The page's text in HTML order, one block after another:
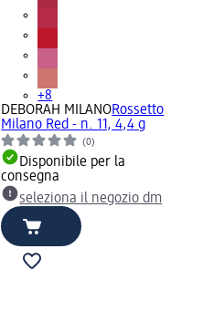
+8
DEBORAH MILANORossetto
Milano Red - n. 11, 4,4 g
(0)
Disponibile per la
consegna
seleziona il negozio dm